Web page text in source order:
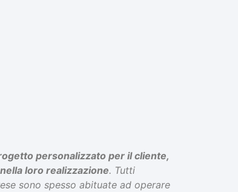
personalizzato per il cliente,
loro realizzazione. Tutti
sono spesso abituate ad operare